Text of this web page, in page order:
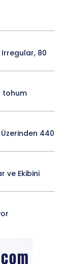
80
tohum
440
ve Ekibini